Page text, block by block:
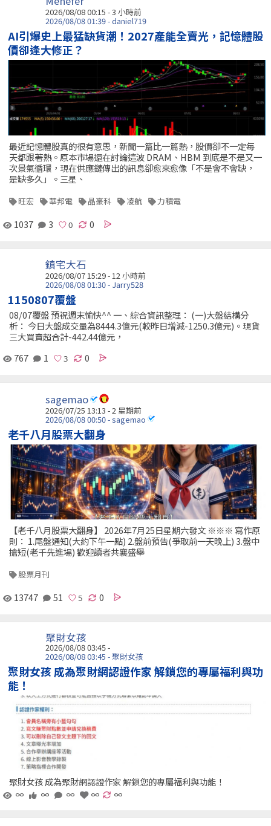
2026/08/08 00:15 -3 小時前
2026/08/08 01:39 - daniel719
AI引爆史上最猛缺貨潮！2027產能全賣光，記憶體股
價卻逢大修正？
最近記憶體股真的很有意思，新聞一篇比一篇熱，股價卻不一定每
天都跟著熱。原本市場還在討論這波 DRAM、HBM 到底是不是又一
次景氣循環，現在供應鏈傳出的訊息卻愈來愈像「不是會不會缺，
是缺多久」。三星、
旺宏 華邦電 晶豪科 凌航 力積電
1037 3 0
鎮宅大石
2026/08/07 15:29 - 12 小時前
2026/08/08 01:30 - Jarry528
1150807覆盤
08/07覆盤 預祝週末愉快^^ 一、綜合資訊整理： (一)大盤結構分
析： 今日大盤成交量為8444.3億元(較昨日增減-1250.3億元)。現貨
三大買賣超合計-442.44億元，
767
1 0
sagemao
2026/07/25 13:13 - 2 星期前
2026/08/08 00:50 - sagemao
老千八月股票大翻身
【老千八月股票大翻身】 2026年7月25日星期六發文 ※※※ 寫作原
則： 1.尾盤通知(大約下午一點) 2.盤前預告(爭取前一天晚上) 3.盤中
搶短(老千先進場) 歡迎讀者共襄盛舉
股票月刊
13747 51 0
聚財女孩
2026/08/08 03:45 -
2026/08/08 03:45 - 聚財女孩
聚財女孩 成為聚財網認證作家 解鎖您的專屬福利與功
能！
聚財女孩 成為聚財網認證作家 解鎖您的專屬福利與功能！
∞
∞ ∞ ∞ ∞